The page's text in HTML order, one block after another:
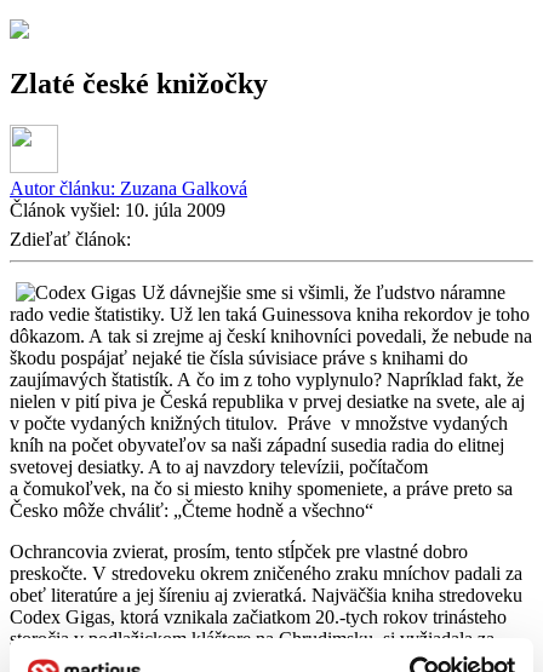
Zlaté české knižočky
Autor článku: Zuzana Galková
Článok vyšiel: 10. júla 2009
Zdieľať článok:
Už dávnejšie sme si všimli, že ľudstvo náramne
rado vedie štatistiky. Už len taká Guinessova kniha rekordov je toho
dôkazom. A tak si zrejme aj českí knihovníci povedali, že nebude na
škodu pospájať nejaké tie čísla súvisiace práve s knihami do
zaujímavých štatistík. A čo im z toho vyplynulo? Napríklad fakt, že
nielen v pití piva je Česká republika v prvej desiatke na svete, ale aj
v počte vydaných knižných titulov. Práve v množstve vydaných
kníh na počet obyvateľov sa naši západní susedia radia do elitnej
svetovej desiatky. A to aj navzdory televízii, počítačom
a čomukoľvek, na čo si miesto knihy spomeniete, a práve preto sa
Česko môže chváliť: „Čteme hodně a všechno“
Ochrancovia zvierat, prosím, tento stĺpček pre vlastné dobro
preskočte. V stredoveku okrem zničeného zraku mníchov padali za
obeť literatúre a jej šíreniu aj zvieratká. Najväčšia kniha stredoveku
Codex Gigas, ktorá vznikala začiatkom 20.-tych rokov trinásteho
storočia v podlažickom kláštore na Chrudimsku, si vyžiadala za
obeť 160 oslíkov. To je totiž počet koží, z ktorých bola vyrobená.